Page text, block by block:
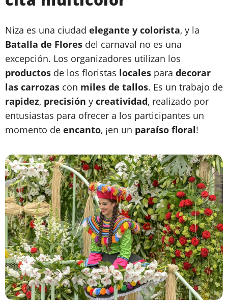
Niza es una ciudad elegante y colorista, y la
Batalla de Flores del carnaval no es una
excepción. Los organizadores utilizan los
productos de los floristas locales para decorar
las carrozas con miles de tallos. Es un trabajo de
rapidez, precisión y creatividad, realizado por
entusiastas para ofrecer a los participantes un
momento de encanto, ¡en un paraíso floral!